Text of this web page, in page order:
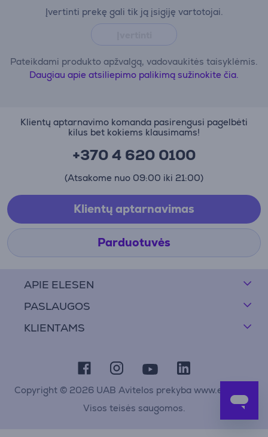
Įvertinti prekę gali tik ją įsigiję vartotojai.
Pateikdami produkto apžvalgą, vadovaukitės taisyklėmis.
Daugiau apie atsiliepimo palikimą sužinokite čia.
APIE ELESEN
PASLAUGOS
KLIENTAMS
Klientų aptarnavimo komanda pasirengusi pagelbėti
kilus bet kokiems klausimams!
+370 4 620 0100
(Atsakome nuo 09:00 iki 21:00)
Klientų aptarnavimas
Parduotuvės
Copyright © 2026 UAB Avitelos prekyba www.elesen.lt
Visos teisės saugomos.